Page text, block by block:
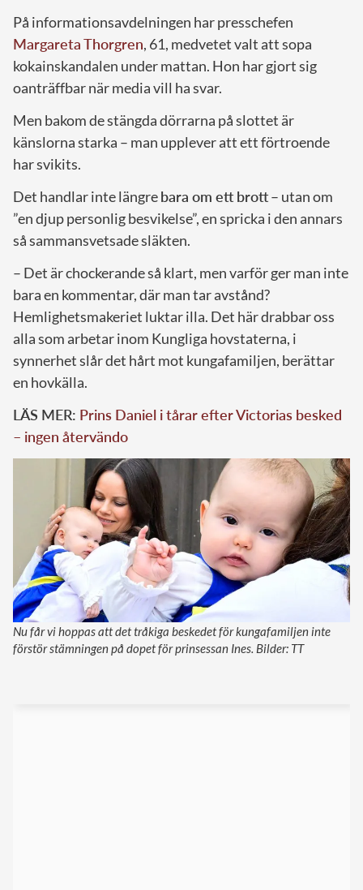
På informationsavdelningen har presschefen
Margareta Thorgren, 61, medvetet valt att sopa
kokainskandalen under mattan. Hon har gjort sig
oanträffbar när media vill ha svar.
Men bakom de stängda dörrarna på slottet är
känslorna starka – man upplever att ett förtroende
har svikits.
Det handlar inte längrebara om ett brott– utan om
”en djup personlig besvikelse”, en spricka i den annars
så sammansvetsade släkten.
– Det är chockerande så klart, men varför ger man inte
bara en kommentar, där man tar avstånd?
Hemlighetsmakeriet luktar illa. Det här drabbar oss
alla som arbetar inom Kungliga hovstaterna, i
synnerhet slår det hårt mot kungafamiljen, berättar
en hovkälla.
LÄS MER: Prins Daniel i tårar efter Victorias besked
– ingen återvändo
Nu får vi hoppas att det tråkiga beskedet för kungafamiljen inte
förstör stämningen på dopet för prinsessan Ines. Bilder: TT